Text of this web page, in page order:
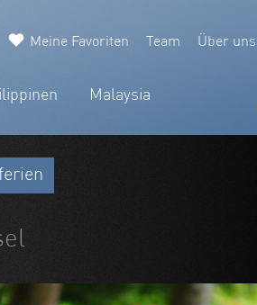
Malaysia
Meine Favoriten Team Über uns